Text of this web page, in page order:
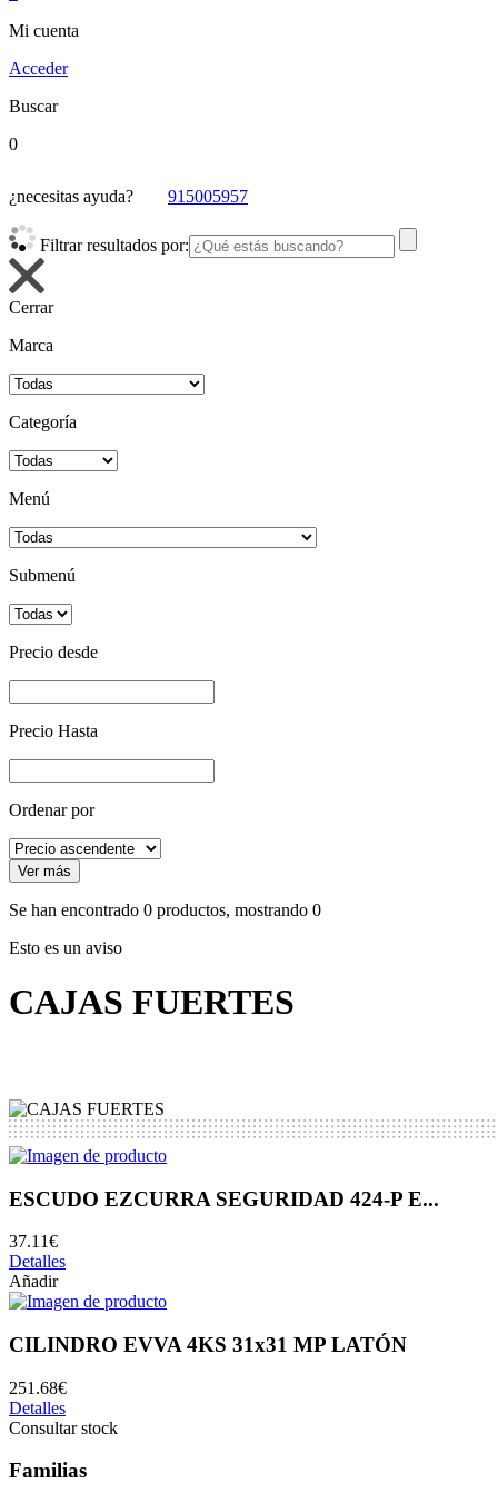
Mi cuenta
Acceder
Buscar
0
¿necesitas ayuda? 915005957
Filtrar resultados por:
Cerrar
Marca
Categoría
Menú
Submenú
Precio desde
Precio Hasta
Ordenar por
Se han encontrado 0 productos, mostrando 0
Esto es un aviso
CAJAS FUERTES
ESCUDO EZCURRA SEGURIDAD 424-P E...
37.11€
Detalles
Añadir
CILINDRO EVVA 4KS 31x31 MP LATÓN
251.68€
Detalles
Consultar stock
Familias